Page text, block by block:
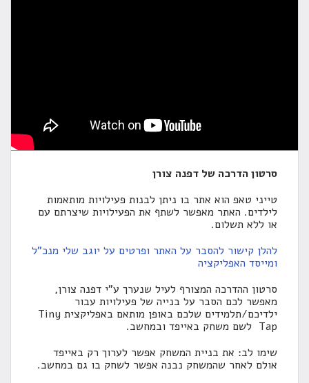
סרטון הדרכה של דפנה צורן
טייני טאפ הוא אתר בו ניתן לבנות פעילויות מותאמות
לילדים. האתר מאפשר לשתף את הפעילויות שיצרתם עם
או ללא תשלום.
להלן קישור להסבר על האתר ופרטים על יוגב שלי מנכ"ל
ומייסד האפליקציה
סרטון ההדרכה המצורף לעיל שנערך ע"י דפנה צורן,
מאפשר לכם הסבר על בנייה של פעילויות עבור
ילדיכם/תלמידים שלכם באופן מותאם באפליקצית Tiny
Tap לשם משחק באייפד ובמחשב.
שימו לב: את בניית המשחק אפשר לערוך רק באייפד
אולם לאחר שהמשחק נבנה אפשר לשחק בו גם במחשב.